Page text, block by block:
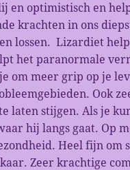
en optimistisch en
krachten in ons
lossen. Lizardiet
het paranormale
om meer grip op je
Ook
laten stijgen. Als je
hij langs gaat. Op
Heel fijn om
Zeer krachtige